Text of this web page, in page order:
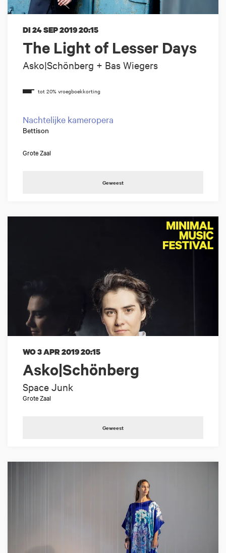
The Light of Lesser Days
Asko|Schönberg + Bas Wiegers
DI 24 SEP 201920:15
Nachtelijke kameropera
Bettison
Grote Zaal
Geweest
Asko|Schönberg
Space Junk
WO 3 APR 201920:15
Grote Zaal
Geweest